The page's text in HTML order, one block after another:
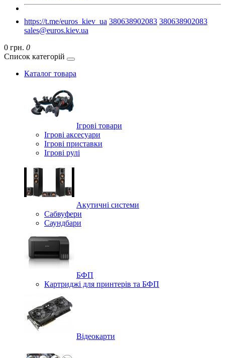
https://t.me/euros_kiev_ua 380638902083 380638902083
sales@euros.kiev.ua
0 грн. 0
Список категорій
Каталог товара
Ігрові товари
Ігрові аксесуари
Ігрові приставки
Ігрові рулі
Акутичні системи
Сабвуфери
Саундбари
БФП
Картриджі для принтерів та БФП
Відеокарти